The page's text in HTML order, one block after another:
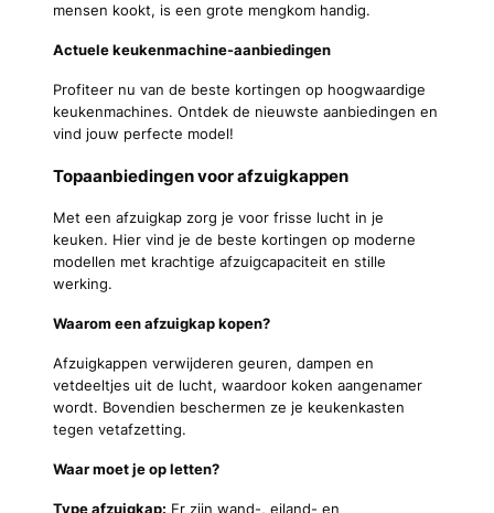
mensen kookt, is een grote mengkom handig.
Actuele keukenmachine-aanbiedingen
Profiteer nu van de beste kortingen op hoogwaardige
keukenmachines. Ontdek de nieuwste aanbiedingen en
vind jouw perfecte model!
Topaanbiedingen voor afzuigkappen
Met een afzuigkap zorg je voor frisse lucht in je
keuken. Hier vind je de beste kortingen op moderne
modellen met krachtige afzuigcapaciteit en stille
werking.
Waarom een afzuigkap kopen?
Afzuigkappen verwijderen geuren, dampen en
vetdeeltjes uit de lucht, waardoor koken aangenamer
wordt. Bovendien beschermen ze je keukenkasten
tegen vetafzetting.
Waar moet je op letten?
Type afzuigkap: Er zijn wand-, eiland- en